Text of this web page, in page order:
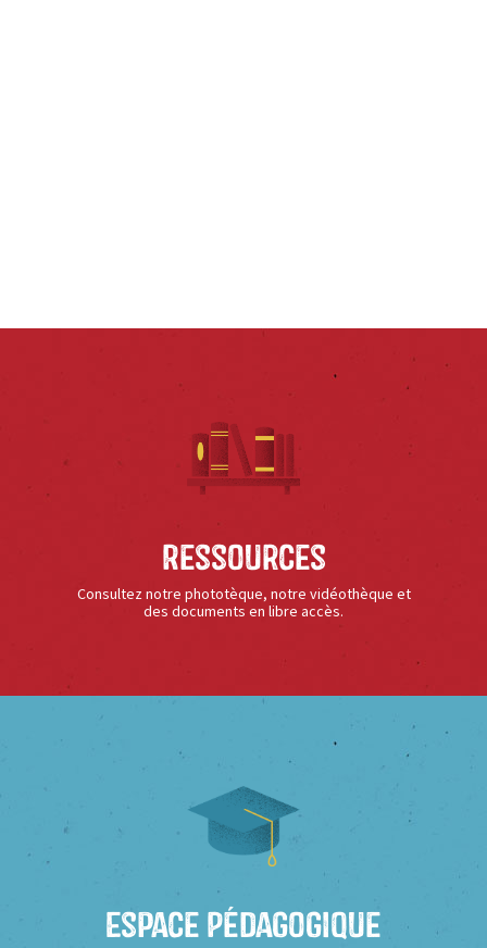
Ressources
Consultez notre phototèque, notre vidéothèque et
des documents en libre accès.
Espace Pédagogique